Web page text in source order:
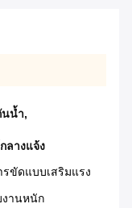
นน้ำ,
ลางแจ้ง
รขัดแบบเสริมแรง
งานหนัก